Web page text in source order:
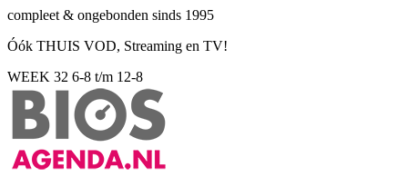
compleet & ongebonden sinds 1995
Óók THUIS VOD, Streaming en TV!
WEEK 32 6-8 t/m 12-8